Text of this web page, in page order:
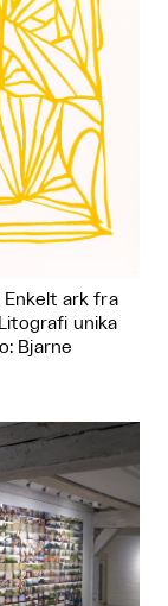
Enkelt ark fra
unika
Bjarne